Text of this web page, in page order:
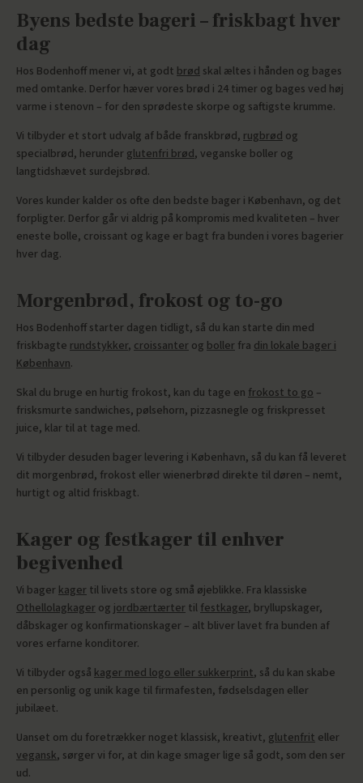
Byens bedste bageri – friskbagt hver
dag
Hos Bodenhoff mener vi, at godt brød skal æltes i hånden og bages
med omtanke. Derfor hæver vores brød i 24 timer og bages ved høj
varme i stenovn – for den sprødeste skorpe og saftigste krumme.
Vi tilbyder et stort udvalg af både franskbrød, rugbrød og
specialbrød, herunder glutenfri brød, veganske boller og
langtidshævet surdejsbrød.
Vores kunder kalder os ofte den bedste bager i København, og det
forpligter. Derfor går vi aldrig på kompromis med kvaliteten – hver
eneste bolle, croissant og kage er bagt fra bunden i vores bagerier
hver dag.
Morgenbrød, frokost og to-go
Hos Bodenhoff starter dagen tidligt, så du kan starte din med
friskbagte rundstykker, croissanter og boller fra din lokale bager i
København.
Skal du bruge en hurtig frokost, kan du tage en frokost to go –
frisksmurte sandwiches, pølsehorn, pizzasnegle og friskpresset
juice, klar til at tage med.
Vi tilbyder desuden bager levering i København, så du kan få leveret
dit morgenbrød, frokost eller wienerbrød direkte til døren – nemt,
hurtigt og altid friskbagt.
Kager og festkager til enhver
begivenhed
Vi bagerkager til livets store og små øjeblikke. Fra klassiske
Othellolagkager og jordbærtærter tilfestkager, bryllupskager,
dåbskager og konfirmationskager – alt bliver lavet fra bunden af
vores erfarne konditorer.
Vi tilbyder også kager med logo eller sukkerprint, så du kan skabe
en personlig og unik kage til firmafesten, fødselsdagen eller
jubilæet.
Uanset om du foretrækker noget klassisk, kreativt, glutenfrit eller
vegansk, sørger vi for, at din kage smager lige så godt, som den ser
ud.